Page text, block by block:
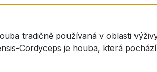
tradičně používaná v oblasti
Cordyceps je houba, která